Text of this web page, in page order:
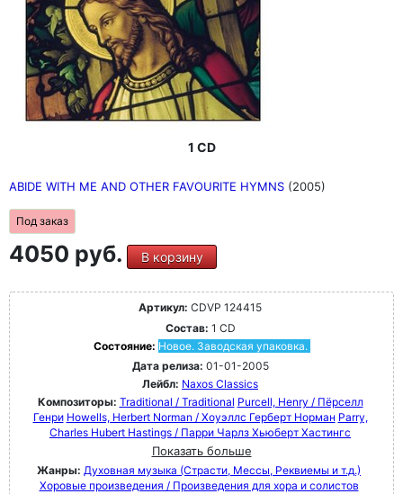
1 CD
ABIDE WITH ME AND OTHER FAVOURITE HYMNS (2005)
Под заказ
4050 руб. В корзину
Артикул: CDVP 124415
Состав: 1 CD
Состояние: Новое. Заводская упаковка.
Дата релиза: 01-01-2005
Лейбл: Naxos Classics
Композиторы: Traditional / Traditional Purcell, Henry / Пёрселл
Генри Howells, Herbert Norman / Хоуэллс Герберт Норман Parry,
Charles Hubert Hastings / Парри Чарлз Хьюберт Хастингс
Показать больше
Жанры: Духовная музыка (Страсти, Мессы, Реквиемы и т.д.)
Хоровые произведения / Произведения для хора и солистов